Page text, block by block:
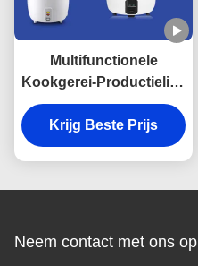
Multifunctionele
Kookgerei-Productielijn,
Staalpot die Machine
voor Hogedrukpan
maken
Krijg Beste Prijs
Neem contact met ons op